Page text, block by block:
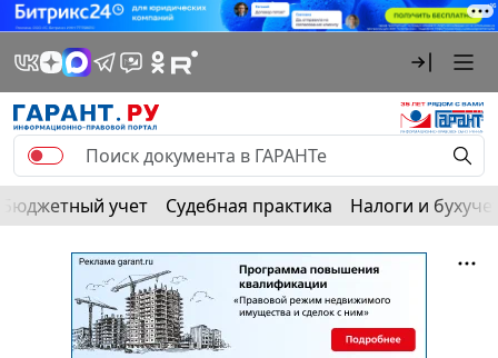
Бюджетный учет Судебная практика Налоги и